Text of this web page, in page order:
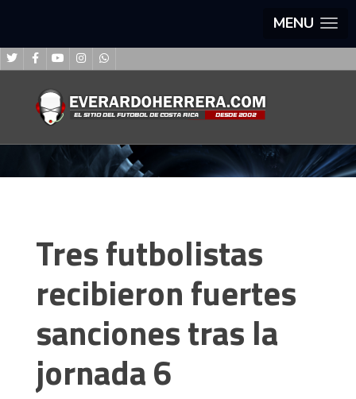
MENU
Tres futbolistas
recibieron fuertes
sanciones tras la
jornada 6